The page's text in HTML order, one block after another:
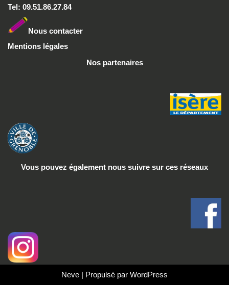
Tel: 09.51.86.27.84
Nous contacter
Mentions légales
Nos partenaires
Vous pouvez également nous suivre sur ces réseaux
Neve | Propulsé par WordPress